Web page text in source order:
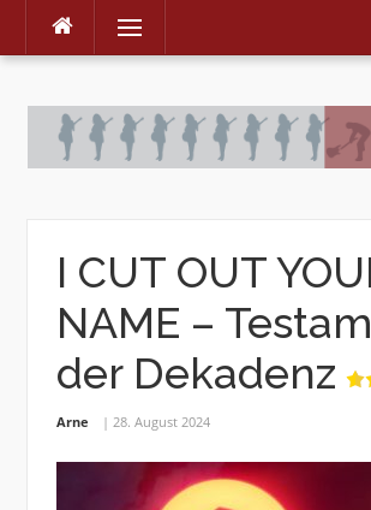
Skip
Menu
I CUT OUT
NAME –
der Dekadenz
Arne 28. August 2024